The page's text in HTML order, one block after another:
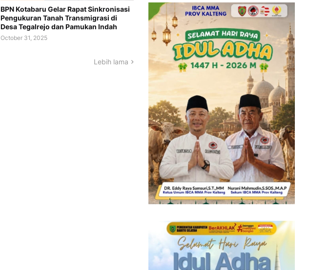
BPN Kotabaru Gelar Rapat Sinkronisasi
Pengukuran Tanah Transmigrasi di
Desa Tegalrejo dan Pamukan Indah
October 31, 2025
Lebih lama